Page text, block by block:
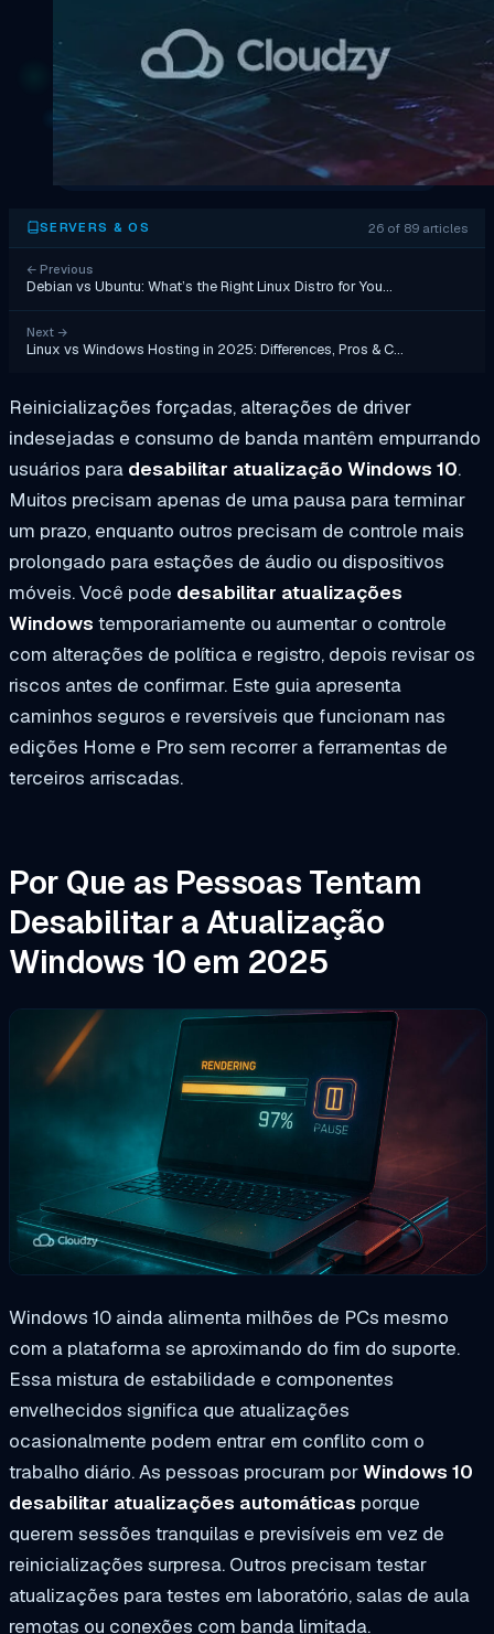
SERVERS & OS 26 of 89 articles
← Previous
Debian vs Ubuntu: What’s the Right Linux Distro for You…
Next →
Linux vs Windows Hosting in 2025: Differences, Pros & C…
Reinicializações forçadas, alterações de driver
indesejadas e consumo de banda mantêm empurrando
usuários para desabilitar atualização Windows 10.
Muitos precisam apenas de uma pausa para terminar
um prazo, enquanto outros precisam de controle mais
prolongado para estações de áudio ou dispositivos
móveis. Você pode desabilitar atualizações
Windows temporariamente ou aumentar o controle
com alterações de política e registro, depois revisar os
riscos antes de confirmar. Este guia apresenta
caminhos seguros e reversíveis que funcionam nas
edições Home e Pro sem recorrer a ferramentas de
terceiros arriscadas.
Por Que as Pessoas Tentam
Desabilitar a Atualização
Windows 10 em 2025
Windows 10 ainda alimenta milhões de PCs mesmo
com a plataforma se aproximando do fim do suporte.
Essa mistura de estabilidade e componentes
envelhecidos significa que atualizações
ocasionalmente podem entrar em conflito com o
trabalho diário. As pessoas procuram porWindows 10
desabilitar atualizações automáticas porque
querem sessões tranquilas e previsíveis em vez de
reinicializações surpresa. Outros precisam testar
atualizações para testes em laboratório, salas de aula
remotas ou conexões com banda limitada.